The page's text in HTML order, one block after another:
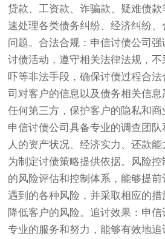
贷款、工资款、诈骗款、疑难债
速处理各类债务纠纷、经济纠纷
问题。合法合规：申信讨债公司
讨债活动，遵守相关法律法规，
吓等非法手段，确保讨债过程合
司对客户的信息以及债务相关信
任何第三方，保护客户的隐私和商
申信讨债公司具备专业的调查团
人的资产状况、经济实力、还款能
为制定讨债策略提供依据。风险
的风险评估和控制体系，能够提
遇到的各种风险，并采取相应的措
降低客户的风险。追讨效果：申
专业的服务和努力，能够有效地